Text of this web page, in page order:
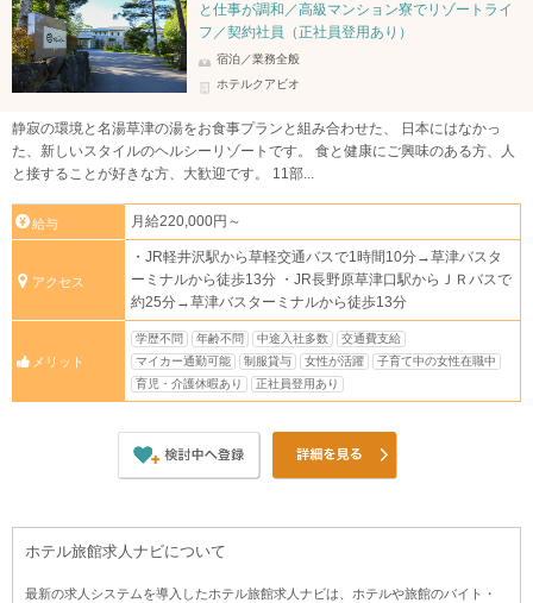
と仕事が調和／高級マンション寮でリゾートライ
フ／契約社員（正社員登用あり）
宿泊／業務全般
ホテルクアビオ
静寂の環境と名湯草津の湯をお食事プランと組み合わせた、 日本にはなかっ
た、新しいスタイルのヘルシーリゾートです。 食と健康にご興味のある方、人
と接することが好きな方、大歓迎です。 11部...
給与 月給220,000円～
アクセス
・JR軽井沢駅から草軽交通バスで1時間10分→草津バスタ
ーミナルから徒歩13分 ・JR長野原草津口駅からＪＲバスで
約25分→草津バスターミナルから徒歩13分
メリット
学歴不問 年齢不問 中途入社多数
交通費支給
マイカー通勤可能
制服貸与 女性が活躍
子育て中の女性在職中
育児・介護休暇あり
正社員登用あり
ホテル旅館求人ナビについて
最新の求人システムを導入したホテル旅館求人ナビは、ホテルや旅館のバイト・